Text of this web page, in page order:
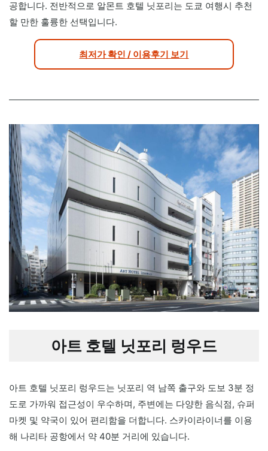
공합니다. 전반적으로 알몬트 호텔 닛포리는 도쿄 여행시 추천
할 만한 훌륭한 선택입니다.
최저가 확인 / 이용후기 보기
아트 호텔 닛포리 렁우드
아트 호텔 닛포리 렁우드는 닛포리 역 남쪽 출구와 도보 3분 정
도로 가까워 접근성이 우수하며, 주변에는 다양한 음식점, 슈퍼
마켓 및 약국이 있어 편리함을 더합니다. 스카이라이너를 이용
해 나리타 공항에서 약 40분 거리에 있습니다.